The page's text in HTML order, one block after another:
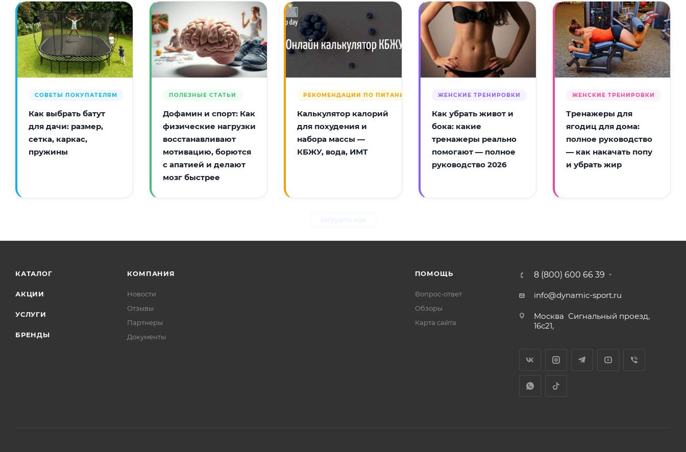
СОВЕТЫ ПОКУПАТЕЛЯМ
Как выбрать батут
для дачи: размер,
сетка, каркас,
пружины
ПОЛЕЗНЫЕ СТАТЬИ
Дофамин и спорт: Как
физические нагрузки
восстанавливают
мотивацию, борются
с апатией и делают
мозг быстрее
РЕКОМЕНДАЦИИ ПО ПИТАНИЮ
Калькулятор калорий
для похудения и
набора массы —
КБЖУ, вода, ИМТ
ЖЕНСКИЕ ТРЕНИРОВКИ
Как убрать живот и
бока: какие
тренажеры реально
помогают — полное
руководство 2026
ЖЕНСКИЕ ТРЕНИРОВКИ
Тренажеры для
ягодиц для дома:
полное руководство
— как накачать попу
и убрать жир
Загрузить еще
КАТАЛОГ
АКЦИИ
УСЛУГИ
БРЕНДЫ
КОМПАНИЯ
Новости
Отзывы
Партнеры
Документы
ПОМОЩЬ
Вопрос-ответ
Обзоры
Карта сайта
8 (800) 600 66 39
info@dynamic-sport.ru
Москва Сигнальный проезд,
16с21,